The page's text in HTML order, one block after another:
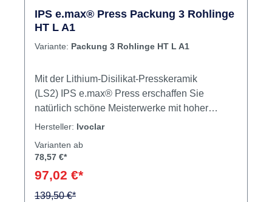
IPS e.max® Press Packung 3 Rohlinge
HT L A1
Variante: Packung 3 Rohlinge HT L A1
Mit der Lithium-Disilikat-Presskeramik
(LS2) IPS e.max® Press erschaffen Sie
natürlich schöne Meisterwerke mit hoher
Präzision. IPS e.max® Press vereint, was
Herstellung von Restaurationen mit
Blick – um Ihren Patienten ein Stück mehr
Lebensqualität zu sichern. IPS e.max®
Hersteller: Ivoclar
Varianten ab
78,57 €*
97,02 €*
139,50 €*